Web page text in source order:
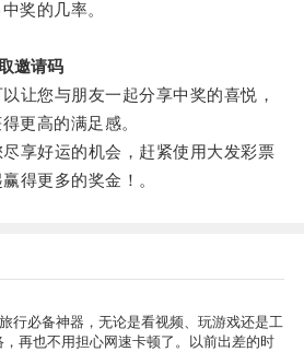
奖的几率。
邀请码
您与朋友一起分享中奖的喜悦，
更高的满足感。
好运的机会，赶紧使用大发彩票
得更多的奖金！。
行必备神器，无论是看视频、玩游戏还是工
再也不用担心网速卡顿了。以前出差的时